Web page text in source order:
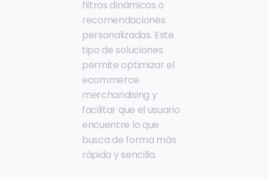
filtros dinámicos o
recomendaciones
personalizadas. Este
tipo de soluciones
permite optimizar el
ecommerce
merchandising y
facilitar que el usuario
encuentre lo que
busca de forma más
rápida y sencilla.